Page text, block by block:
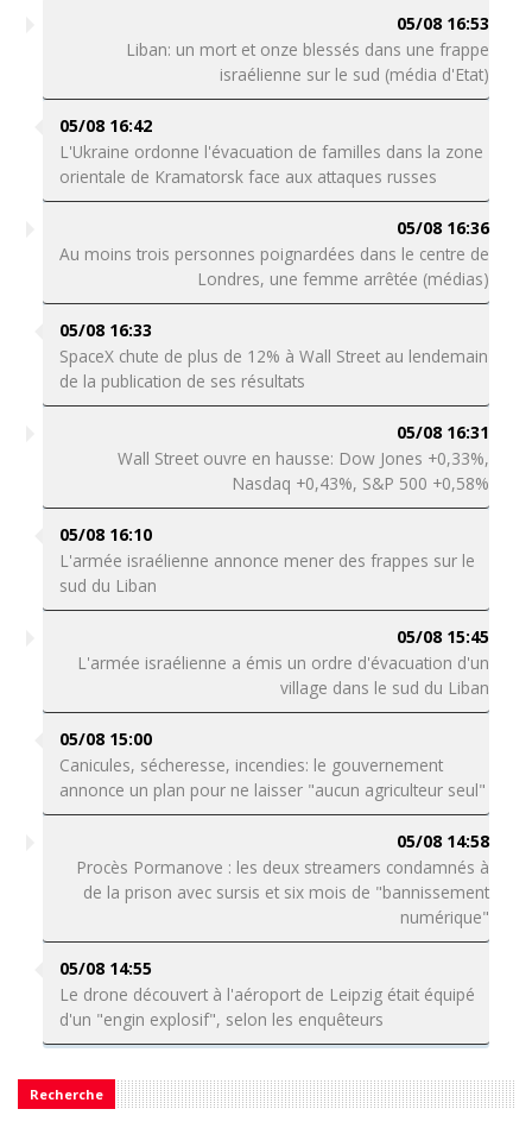
05/08 16:53
Liban: un mort et onze blessés dans une frappe
israélienne sur le sud (média d'Etat)
05/08 16:42
L'Ukraine ordonne l'évacuation de familles dans la zone
orientale de Kramatorsk face aux attaques russes
05/08 16:36
Au moins trois personnes poignardées dans le centre de
Londres, une femme arrêtée (médias)
05/08 16:33
SpaceX chute de plus de 12% à Wall Street au lendemain
de la publication de ses résultats
05/08 16:31
Wall Street ouvre en hausse: Dow Jones +0,33%,
Nasdaq +0,43%, S&P 500 +0,58%
05/08 16:10
L'armée israélienne annonce mener des frappes sur le
sud du Liban
05/08 15:45
L'armée israélienne a émis un ordre d'évacuation d'un
village dans le sud du Liban
05/08 15:00
Canicules, sécheresse, incendies: le gouvernement
annonce un plan pour ne laisser "aucun agriculteur seul"
05/08 14:58
Procès Pormanove : les deux streamers condamnés à
de la prison avec sursis et six mois de "bannissement
numérique"
05/08 14:55
Le drone découvert à l'aéroport de Leipzig était équipé
d'un "engin explosif", selon les enquêteurs
Recherche